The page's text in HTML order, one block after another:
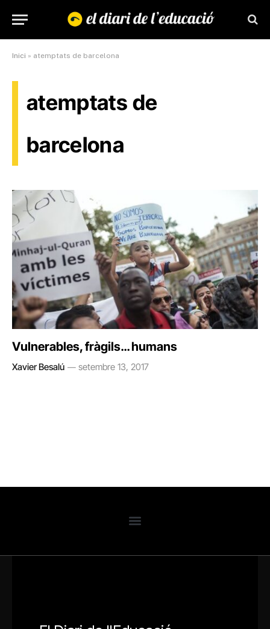
Inici » atemptats de barcelona
atemptats de
barcelona
Vulnerables, fràgils… humans
Xavier Besalú setembre 13, 2017